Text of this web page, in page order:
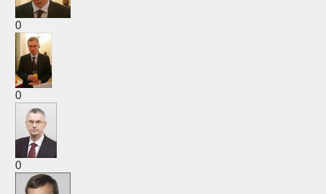
0
0
0